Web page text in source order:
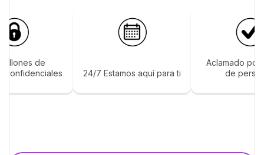
de
confidenciales
24/7 Estamos aquí para ti
Aclamado por
de